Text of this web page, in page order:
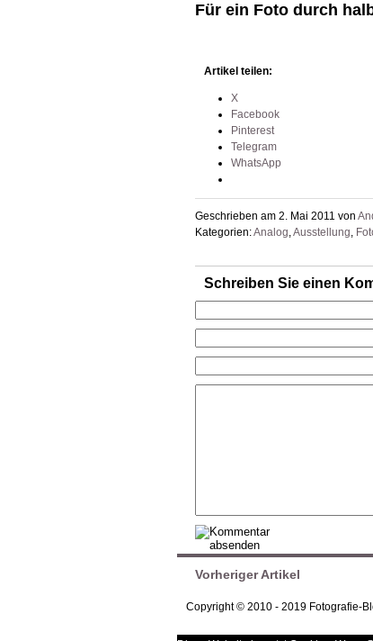
Für ein Foto durch
Artikel teilen:
X
Facebook
Pinterest
Telegram
WhatsApp
Geschrieben am 2. Mai 2011 von
Kategorien:Analog,Ausstellung,
Schreiben Sie einen
Vorheriger Artikel
Copyright © 2010 - 2019 Fotografie-